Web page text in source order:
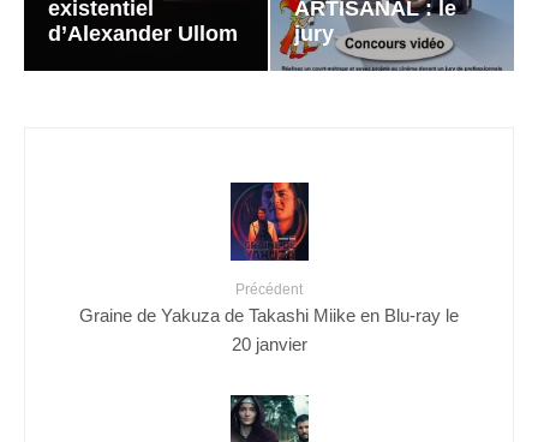
existentiel
d’Alexander Ullom
ARTISANAL : le
jury
Précédent
Graine de Yakuza de Takashi Miike en Blu-ray le
20 janvier